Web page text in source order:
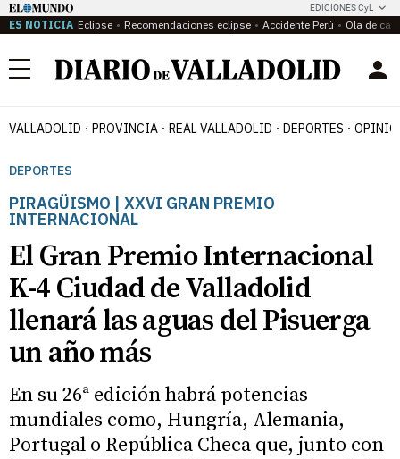
EDICIONES CyL
ES NOTICIA Eclipse Recomendaciones eclipse Accidente Perú Ola de
Menú
VALLADOLID PROVINCIA REAL VALLADOLID DEPORTES
DEPORTES
PIRAGÜISMO | XXVI GRAN PREMIO
INTERNACIONAL
El Gran Premio Internacional
K-4 Ciudad de Valladolid
llenará las aguas del Pisuerga
un año más
En su 26ª edición habrá potencias
mundiales como, Hungría, Alemania,
Portugal o República Checa que, junto con